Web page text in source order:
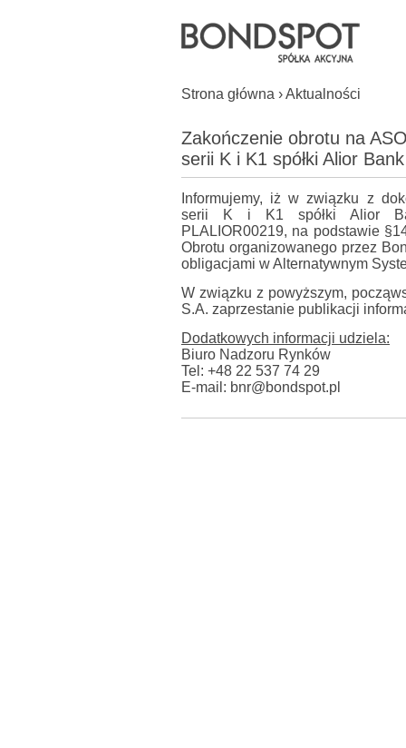
Strona główna ›Aktualności
Zakończenie obrotu na
serii K i K1 spółki Alior
Informujemy, iż w związku z
serii K i K1 spółki Alior
PLALIOR00219, na podstawie
Obrotu organizowanego przez
obligacjami w Alternatywnym
W związku z powyższym,
S.A. zaprzestanie publikacji
Dodatkowych informacji udziela:
Biuro Nadzoru Rynków
Tel: +48 22 537 74 29
E-mail: bnr@bondspot.pl